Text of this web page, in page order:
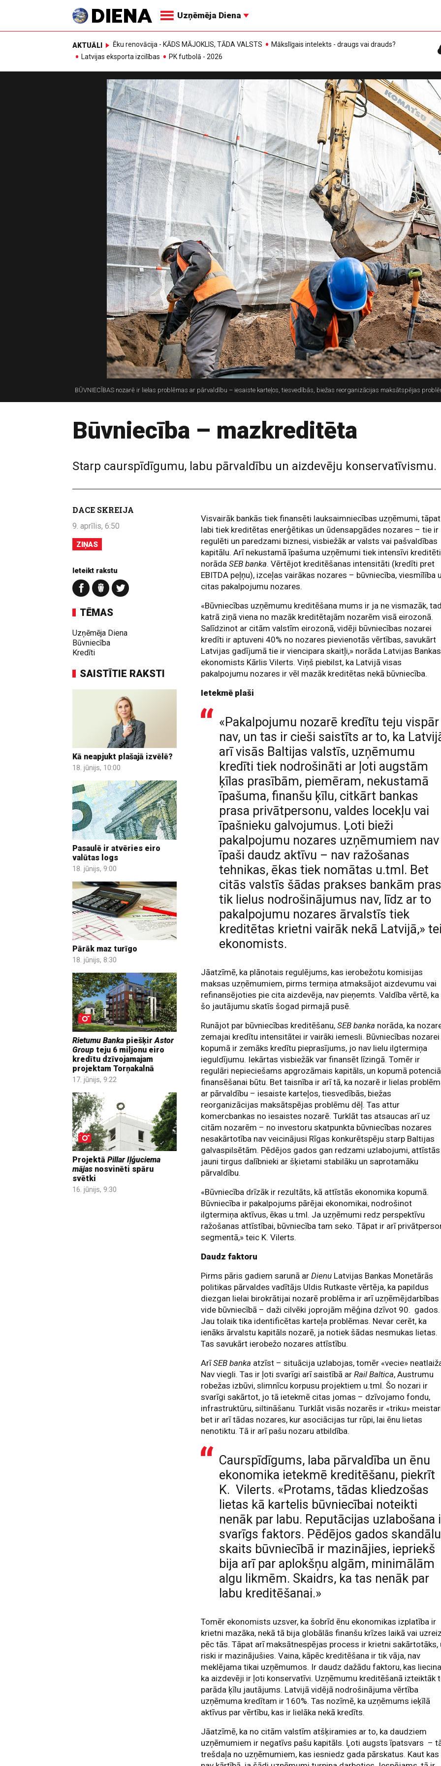
Uzņēmēja Diena
AKTUĀLI Ēku renovācija - KĀDS MĀJOKLIS, TĀDA VALSTS
Mākslīgais intelekts - draugs vai drauds?
Latvijas eksporta izcilības
PK futbolā - 2026
BŪVNIECĪBAS nozarē ir lielas problēmas ar pārvaldību – iesaiste karteļos, tiesvedībās, biežas reorganizācijas maksātspējas
Būvniecība – mazkreditēta
Starp caurspīdīgumu, labu pārvaldību un aizdevēju konservatīvismu.
DACE SKREIJA
9. aprīlis, 6:50
ZIŅAS
Ieteikt rakstu
TĒMAS
Uzņēmēja Diena
Būvniecība
Kredīti
SAISTĪTIE RAKSTI
Kā neapjukt plašajā izvēlē?
18. jūnijs, 10:00
Pasaulē ir atvēries eiro
valūtas logs
18. jūnijs, 9:00
Pārāk maz turīgo
18. jūnijs, 8:30
Rietumu Banka piešķirAstor
Group teju 6 miljonu eiro
kredītu dzīvojamajam
projektam Torņakalnā
17. jūnijs, 9:22
Projektā Pillar Iļģuciema
mājas nosvinēti spāru
svētki
16. jūnijs, 9:30
Visvairāk bankās tiek finansēti lauksaimniecības uzņēmumi, tāpat
labi tiek kreditētas enerģētikas un ūdensapgādes nozares – tie ir
regulēti un paredzami biznesi, visbiežāk ar valsts vai pašvaldības
kapitālu. Arī nekustamā īpašuma uzņēmumi tiek intensīvi
norādaSEB banka. Vērtējot kreditēšanas intensitāti (kredīti pret
EBITDA peļņu), izceļas vairākas nozares – būvniecība, viesmīlība
citas pakalpojumu nozares.
«Būvniecības uzņēmumu kreditēšana mums ir ja ne vismazāk, tad
katrā ziņā viena no mazāk kreditētajām nozarēm visā eirozonā.
Salīdzinot ar citām valstīm eirozonā, vidēji būvniecības nozarei
kredīti ir aptuveni 40% no nozares pievienotās vērtības, savukārt
Latvijas gadījumā tie ir viencipara skaitļi,» norāda Latvijas Bankas
ekonomists Kārlis Vilerts. Viņš piebilst, ka Latvijā visas
pakalpojumu nozares ir vēl mazāk kreditētas nekā būvniecība.
Ietekmē plaši
«Pakalpojumu nozarē kredītu teju vispār
nav, un tas ir cieši saistīts ar to, ka
arī visās Baltijas valstīs, uzņēmumu
kredīti tiek nodrošināti ar ļoti augstām
ķīlas prasībām, piemēram, nekustamā
īpašuma, finanšu ķīlu, citkārt bankas
prasa privātpersonu, valdes locekļu vai
īpašnieku galvojumus. Ļoti bieži
pakalpojumu nozares uzņēmumiem nav
īpaši daudz aktīvu – nav ražošanas
tehnikas, ēkas tiek nomātas u.tml. Bet
citās valstīs šādas prakses bankām
tik lielus nodrošinājumus nav, līdz ar to
pakalpojumu nozares ārvalstīs tiek
kreditētas krietni vairāk nekā Latvijā,»
ekonomists.
Jāatzīmē, ka plānotais regulējums, kas ierobežotu komisijas
maksas uzņēmumiem, pirms termiņa atmaksājot aizdevumu vai
refinansējoties pie cita aizdevēja, nav pieņemts. Valdība vērtē, ka
šo jautājumu skatīs šogad pirmajā pusē.
Runājot par būvniecības kreditēšanu,SEB banka norāda, ka
zemajai kredītu intensitātei ir vairāki iemesli. Būvniecības nozarei
kopumā ir zemāks kredītu pieprasījums, jo nav lielu ilgtermiņa
ieguldījumu. Iekārtas visbiežāk var finansēt līzingā. Tomēr ir
regulāri nepieciešams apgrozāmais kapitāls, un kopumā
finansēšanai būtu. Bet taisnība ir arī tā, ka nozarē ir lielas
ar pārvaldību – iesaiste karteļos, tiesvedībās, biežas
reorganizācijas maksātspējas problēmu dēļ. Tas attur
komercbankas no iesaistes nozarē. Turklāt tas atsaucas arī uz
citām nozarēm – no investoru skatpunkta būvniecības nozares
nesakārtotība nav veicinājusi Rīgas konkurētspēju starp Baltijas
galvaspilsētām. Pēdējos gados gan redzami uzlabojumi, attīstās
jauni tirgus dalībnieki ar šķietami stabilāku un saprotamāku
pārvaldību.
«Būvniecība drīzāk ir rezultāts, kā attīstās ekonomika kopumā.
Būvniecība ir pakalpojums pārējai ekonomikai, nodrošinot
ilgtermiņa aktīvus, ēkas u.tml. Ja uzņēmumi redz perspektīvu
ražošanas attīstībai, būvniecība tam seko. Tāpat ir arī
segmentā,» teic K. Vilerts.
Daudz faktoru
Pirms pāris gadiem sarunā arDienu Latvijas Bankas Monetārās
politikas pārvaldes vadītājs Uldis Rutkaste vērtēja, ka papildus
diezgan lielai birokrātijai nozarē problēma ir arī uzņēmējdarbības
vide būvniecībā – daži cilvēki joprojām mēģina dzīvot 90. gados.
Jau tolaik tika identificētas karteļa problēmas. Nevar cerēt, ka
ienāks ārvalstu kapitāls nozarē, ja notiek šādas nesmukas lietas.
Tas savukārt ierobežo nozares attīstību.
ArīSEB banka atzīst – situācija uzlabojas, tomēr «vecie»
Nav viegli. Tas ir ļoti svarīgi arī saistībā arRail Baltica, Austrumu
robežas izbūvi, slimnīcu korpusu projektiem u.tml. Šo nozari ir
svarīgi sakārtot, jo tā ietekmē citas jomas – dzīvojamo fondu,
infrastruktūru, siltināšanu. Turklāt visās nozarēs ir «triku»
bet ir arī tādas nozares, kur asociācijas tur rūpi, lai ēnu lietas
nenotiktu. Tā ir arī pašu nozaru atbildība.
Caurspīdīgums, laba pārvaldība un ēnu
ekonomika ietekmē kreditēšanu, piekrīt
K. Vilerts. «Protams, tādas kliedzošas
lietas kā kartelis būvniecībai noteikti
nenāk par labu. Reputācijas uzlabošana
svarīgs faktors. Pēdējos gados skandālu
skaits būvniecībā ir mazinājies, iepriekš
bija arī par aplokšņu algām, minimālām
algu likmēm. Skaidrs, ka tas nenāk par
labu kreditēšanai.»
Tomēr ekonomists uzsver, ka šobrīd ēnu ekonomikas izplatība ir
krietni mazāka, nekā tā bija globālās finanšu krīzes laikā vai uzreiz
pēc tās. Tāpat arī maksātnespējas process ir krietni sakārtotāks,
riski ir mazinājušies. Vaina, kāpēc kreditēšana ir tik vāja, nav
meklējama tikai uzņēmumos. Ir daudz dažādu faktoru, kas
ka aizdevēji ir ļoti konservatīvi. Uzņēmumu kreditēšanā izteiktāk
parāda ķīlu jautājums. Latvijā vidējā nodrošinājuma vērtība
uzņēmuma kredītam ir 160%. Tas nozīmē, ka uzņēmums ieķīlā
aktīvus par vērtību, kas ir lielāka nekā kredīts.
Jāatzīmē, ka no citām valstīm atšķiramies ar to, ka daudziem
uzņēmumiem ir negatīvs pašu kapitāls. Ļoti augsts īpatsvars –
trešdaļa no uzņēmumiem, kas iesniedz gada pārskatus. Kaut kas